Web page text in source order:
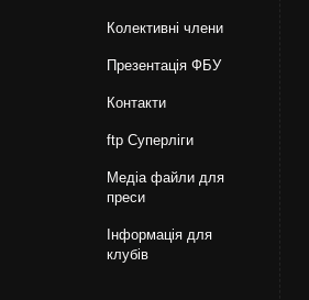
Колективні члени
Презентація ФБУ
Контакти
ftp Суперліги
Медіа файли для
преси
Інформація для
клубів